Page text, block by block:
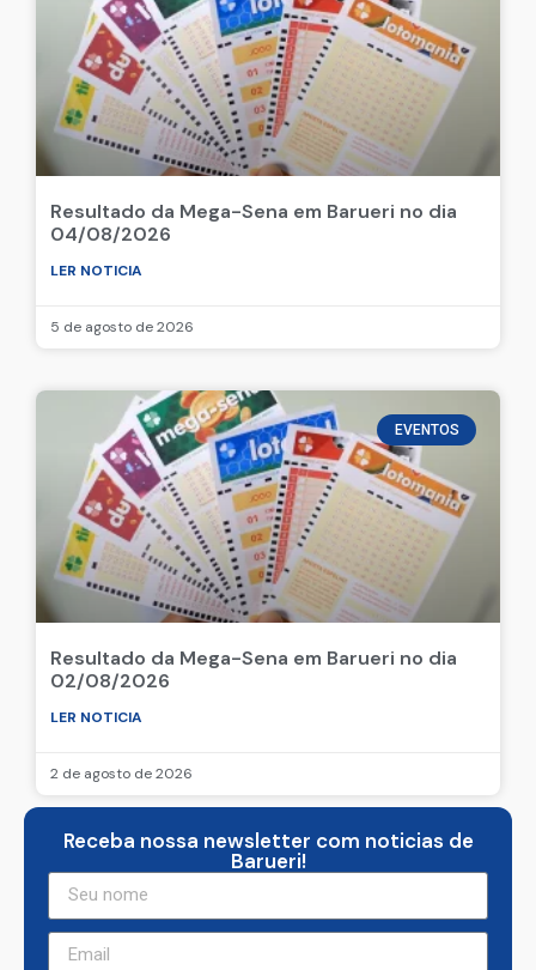
Resultado da Mega-Sena em Barueri no dia
04/08/2026
LER NOTICIA
5 de agosto de 2026
EVENTOS
Resultado da Mega-Sena em Barueri no dia
02/08/2026
LER NOTICIA
2 de agosto de 2026
Receba nossa newsletter com noticias de
Barueri!